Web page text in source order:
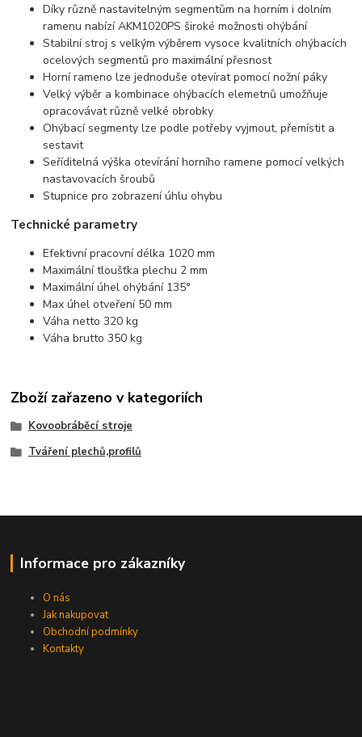
Díky různě nastavitelným segmentům na horním i dolním
ramenu nabízí AKM1020PS široké možnosti ohýbání
Stabilní stroj s velkým výběrem vysoce kvalitních ohýbacích
ocelových segmentů pro maximální přesnost
Horní rameno lze jednoduše otevírat pomocí nožní páky
Velký výběr a kombinace ohýbacích elemetnů umožňuje
opracovávat různě velké obrobky
Ohýbací segmenty lze podle potřeby vyjmout, přemístit a
sestavit
Seříditelná výška otevírání horního ramene pomocí velkých
nastavovacích šroubů
Stupnice pro zobrazení úhlu ohybu
Technické parametry
Efektivní pracovní délka 1020 mm
Maximální tloušťka plechu 2 mm
Maximální úhel ohýbání 135°
Max úhel otveření 50 mm
Váha netto 320 kg
Váha brutto 350 kg
Zboží zařazeno v kategoriích
Kovoobráběcí stroje
Tváření plechů,profilů
Informace pro zákazníky
O nás
Jak nakupovat
Obchodní podmínky
Kontakty